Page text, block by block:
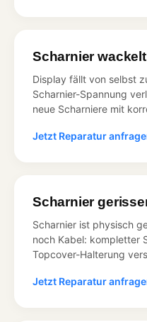
Scharnier
Display fällt von selbst
Scharnier-Spannung
neue Scharniere mit
Jetzt Reparatur
Scharnier
Scharnier ist physisch
noch Kabel: kompletter
Topcover-Halterung
Jetzt Reparatur